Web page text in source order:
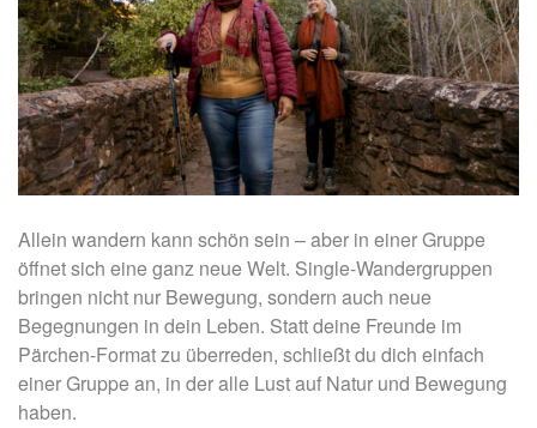
Allein wandern kann schön sein – aber in einer Gruppe
öffnet sich eine ganz neue Welt. Single-Wandergruppen
bringen nicht nur Bewegung, sondern auch neue
Begegnungen in dein Leben. Statt deine Freunde im
Pärchen-Format zu überreden, schließt du dich einfach
einer Gruppe an, in der alle Lust auf Natur und Bewegung
haben.